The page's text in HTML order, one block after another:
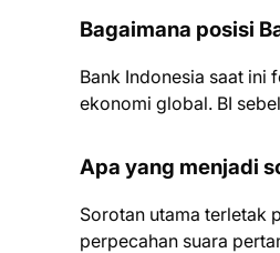
Bagaimana posisi
Bank Indonesia saat ini
ekonomi global. BI
Apa yang menjadi
Sorotan utama terletak
perpecahan suara